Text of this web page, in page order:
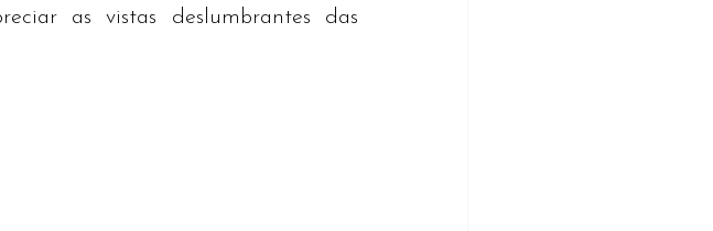
as vistas deslumbrantes das